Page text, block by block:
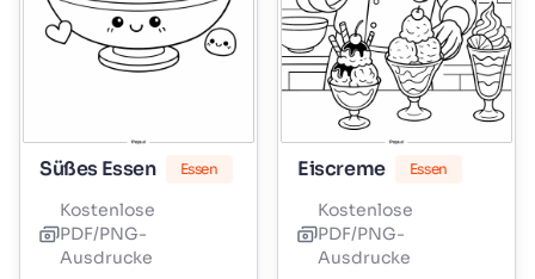
Süßes Essen Essen
Kostenlose
PDF/PNG-
Ausdrucke
Eiscreme Essen
Kostenlose
PDF/PNG-
Ausdrucke